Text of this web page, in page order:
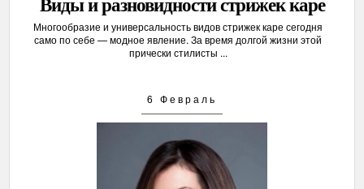
Виды и разновидности стрижек каре
Многообразие и универсальность видов стрижек каре сегодня
само по себе — модное явление. За время долгой жизни этой
прически стилисты ...
6 Февраль